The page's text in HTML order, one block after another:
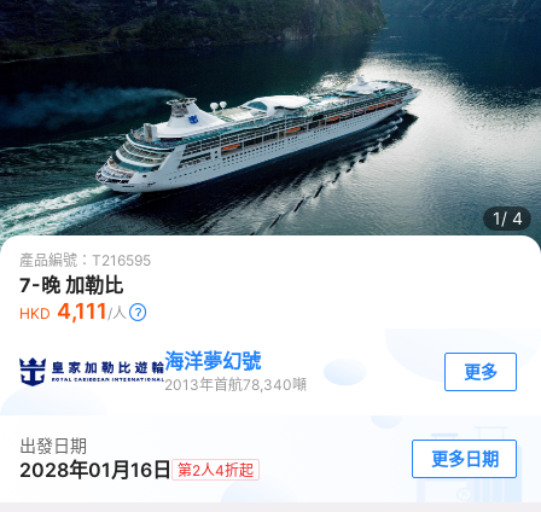
1/ 4
產品編號： T216595
7-晚 加勒比
HKD 4,111/人
海洋夢幻號
2013年首航78,340噸
更多
出發日期
2028年01月16日 第2人4折起
更多日期